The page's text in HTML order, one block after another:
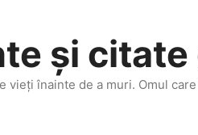
și
vieţi înainte de a muri. Omul